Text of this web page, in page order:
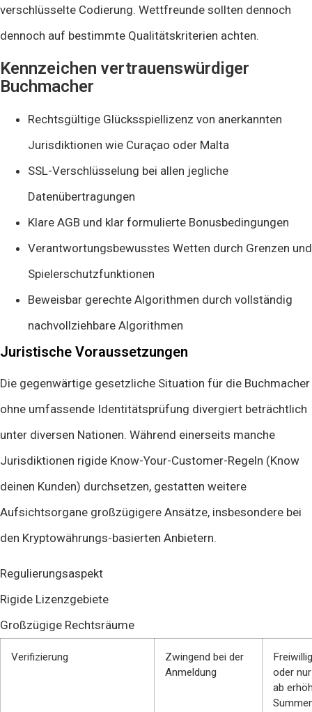
verschlüsselte Codierung. Wettfreunde sollten dennoch
dennoch auf bestimmte Qualitätskriterien achten.
Kennzeichen vertrauenswürdiger
Buchmacher
Rechtsgültige Glücksspiellizenz von anerkannten
Jurisdiktionen wie Curaçao oder Malta
SSL-Verschlüsselung bei allen jegliche
Datenübertragungen
Klare AGB und klar formulierte Bonusbedingungen
Verantwortungsbewusstes Wetten durch Grenzen und
Spielerschutzfunktionen
Beweisbar gerechte Algorithmen durch vollständig
nachvollziehbare Algorithmen
Juristische Voraussetzungen
Die gegenwärtige gesetzliche Situation für die Buchmacher
ohne umfassende Identitätsprüfung divergiert beträchtlich
unter diversen Nationen. Während einerseits manche
Jurisdiktionen rigide Know-Your-Customer-Regeln (Know
deinen Kunden) durchsetzen, gestatten weitere
Aufsichtsorgane großzügigere Ansätze, insbesondere bei
den Kryptowährungs-basierten Anbietern.
Regulierungsaspekt
Rigide Lizenzgebiete
Großzügige Rechtsräume
Verifizierung
Zwingend bei der
Anmeldung
Freiwillig
oder
ab